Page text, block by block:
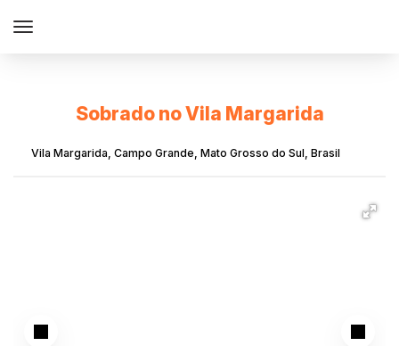
Sobrado no Vila Margarida
Vila Margarida, Campo Grande, Mato Grosso do Sul, Brasil